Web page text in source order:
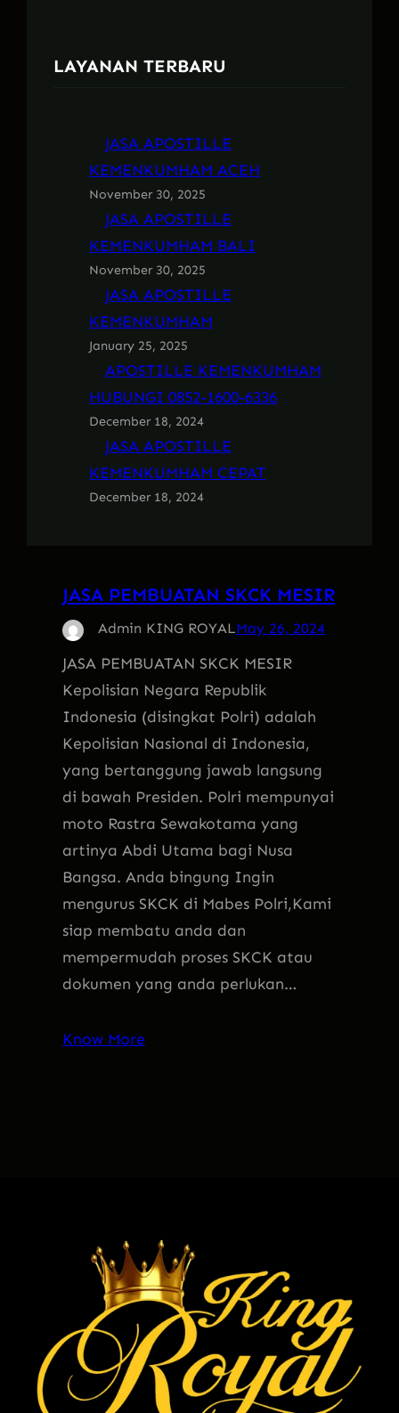
LAYANAN TERBARU
JASA APOSTILLE
KEMENKUMHAM ACEH
November 30, 2025
JASA APOSTILLE
KEMENKUMHAM BALI
November 30, 2025
JASA APOSTILLE
KEMENKUMHAM
January 25, 2025
APOSTILLE KEMENKUMHAM
HUBUNGI 0852-1600-6336
December 18, 2024
JASA APOSTILLE
KEMENKUMHAM CEPAT
December 18, 2024
JASA PEMBUATAN SKCK MESIR
Admin KING ROYALMay 26, 2024
JASA PEMBUATAN SKCK MESIR
Kepolisian Negara Republik
Indonesia (disingkat Polri) adalah
Kepolisian Nasional di Indonesia,
yang bertanggung jawab langsung
di bawah Presiden. Polri mempunyai
moto Rastra Sewakotama yang
artinya Abdi Utama bagi Nusa
Bangsa. Anda bingung Ingin
mengurus SKCK di Mabes Polri,Kami
siap membatu anda dan
mempermudah proses SKCK atau
dokumen yang anda perlukan…
Know More